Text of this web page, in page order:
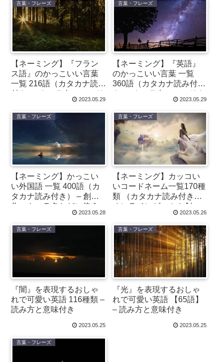
言葉・フレーズ
【ネーミング】『フラン
ス語』のかっこいい言葉
一覧 216語（カタカナ読み
付き）- キャラ名・コード
ネーム・チーム名などに
2023.05.29
言葉・フレーズ
【ネーミング】『英語』
のかっこいい言葉 一覧
360語（カタカナ読み付
き）- キャラ名・コードネ
ーム・チーム名などに2023.05.29
言葉・フレーズ
【ネーミング】かっこい
い外国語 一覧 400語（カ
タカナ読み付き） – 創
作・キャラ名などに使え
2023.05.28
言葉・フレーズ
【ネーミング】カッコい
いコードネーム一覧170種
類 （カタカナ読み付き）-
オンラインゲームや創
作・キャラクターに2023.05.26
言葉・フレーズ
『闇』を表現するおしゃ
れで可愛い英語 116種類 –
読み方と意味付き
2023.05.25
言葉・フレーズ
『光』を表現するおしゃ
れで可愛い英語 【65語】
– 読み方と意味付き
2023.05.25
言葉・フレーズ